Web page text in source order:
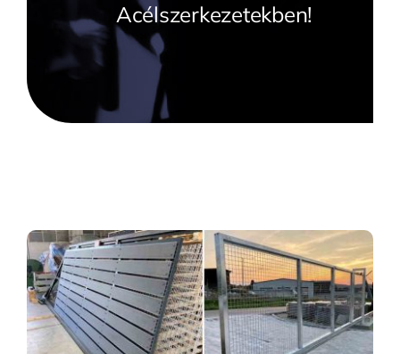
Acélszerkezetekben!